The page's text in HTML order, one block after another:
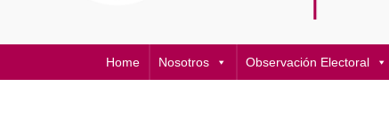
Home Nosotros Observación Electoral